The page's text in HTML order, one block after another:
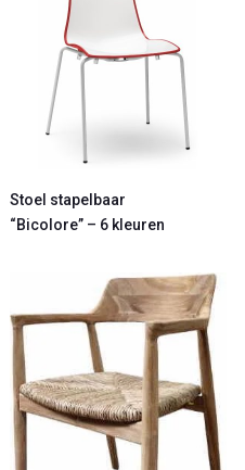
Stoel stapelbaar
“Bicolore” – 6 kleuren